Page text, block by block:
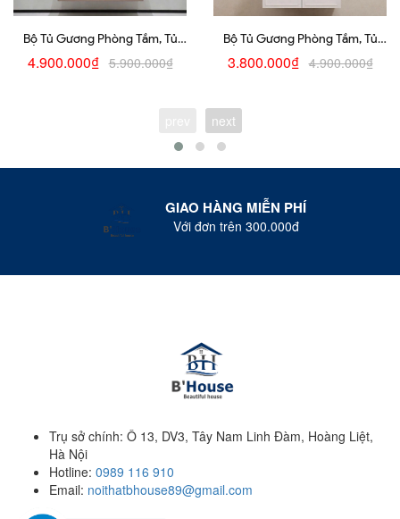
Bộ Tủ Gương Phòng Tắm, Tủ
Lavabo Đẹp, Tủ Lavabo Phòng
4.900.000₫ 5.900.000₫
Bộ Tủ Gương Phòng Tắm, Tủ
Lavabo Đẹp, Tủ Lavabo Phòng
3.800.000₫ 4.900.000₫
next
GIAO HÀNG MIỄN PHÍ
Với đơn trên 300.000đ
Trụ sở chính: Ô 13, DV3, Tây Nam Linh Đàm, Hoàng Liệt,
Hà Nội
Hotline: 0989 116 910
Email: noithatbhouse89@gmail.com